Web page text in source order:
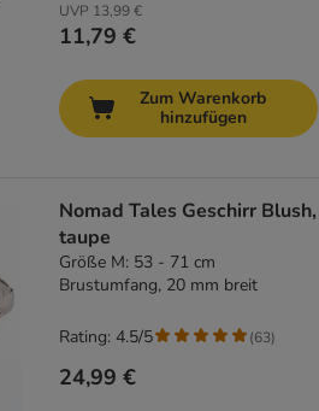
UVP 13,99 €
11,79 €
Zum Warenkorb
hinzufügen
Nomad Tales Geschirr Blush,
taupe
Größe M: 53 - 71 cm
Brustumfang, 20 mm breit
24,99 €
Rating: 4.5/5 (63)